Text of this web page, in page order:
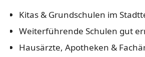
Kitas & Grundschulen im
Weiterführende Schulen gut
Hausärzte, Apotheken &